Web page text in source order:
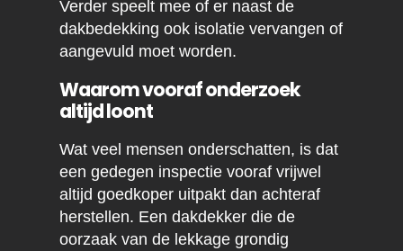
Verder speelt mee of er naast de
dakbedekking ook isolatie vervangen of
aangevuld moet worden.
Waarom vooraf onderzoek
altijd loont
Wat veel mensen onderschatten, is dat
een gedegen inspectie vooraf vrijwel
altijd goedkoper uitpakt dan achteraf
herstellen. Een dakdekker die de
oorzaak van de lekkage grondig